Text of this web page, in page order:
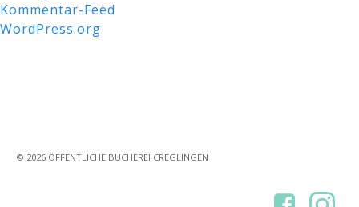
Kommentar-Feed
WordPress.org
© 2026 ÖFFENTLICHE BÜCHEREI CREGLINGEN